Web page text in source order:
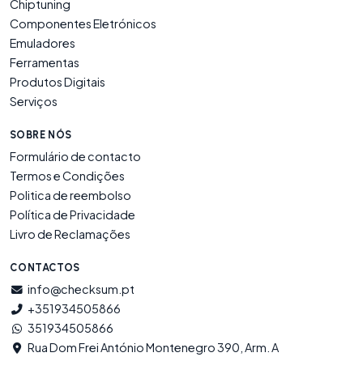
Chiptuning
Componentes Eletrónicos
Emuladores
Ferramentas
Produtos Digitais
Serviços
SOBRE NÓS
Formulário de contacto
Termos e Condições
Politica de reembolso
Política de Privacidade
Livro de Reclamações
CONTACTOS
info@checksum.pt
+351934505866
351934505866
Rua Dom Frei António Montenegro 390, Arm. A